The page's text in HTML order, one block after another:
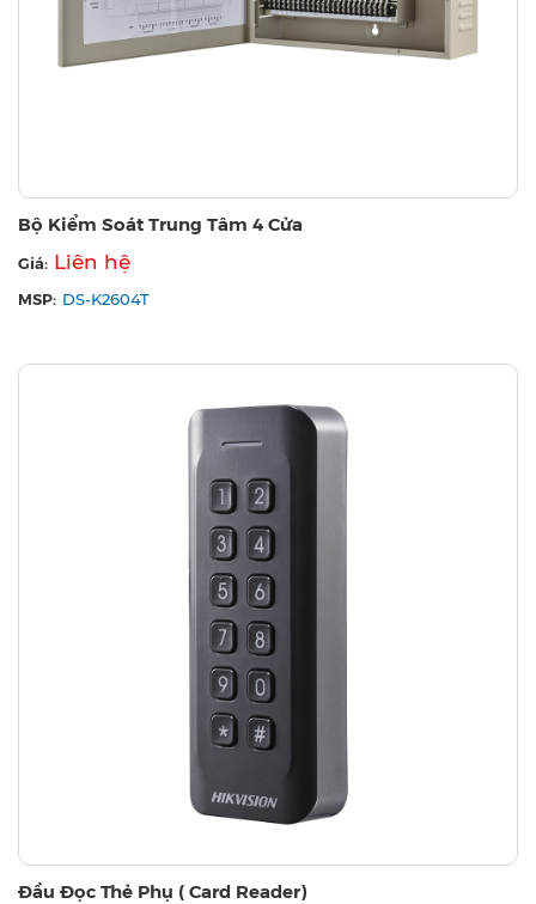
Bộ Kiểm Soát Trung Tâm 4 Cửa
Giá: Liên hệ
MSP: DS-K2604T
Đầu Đọc Thẻ Phụ ( Card Reader)